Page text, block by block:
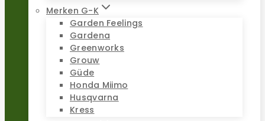
Merken G-K
Garden Feelings
Gardena
Greenworks
Grouw
Güde
Honda Miimo
Husqvarna
Kress